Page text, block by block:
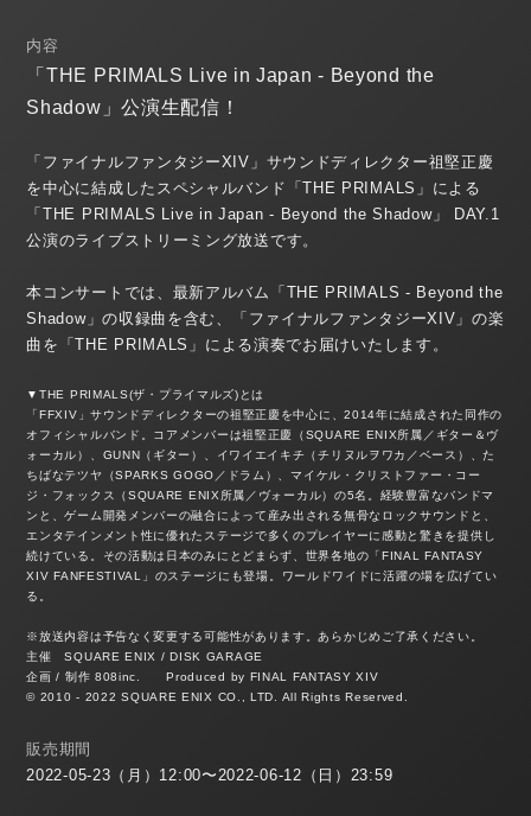
内容
「THE PRIMALS Live in Japan - Beyond the
Shadow」公演生配信！
「ファイナルファンタジーXIV」サウンドディレクター祖堅正慶
を中心に結成したスペシャルバンド「THE PRIMALS」による
「THE PRIMALS Live in Japan - Beyond the Shadow」 DAY.1
公演のライブストリーミング放送です。
本コンサートでは、最新アルバム「THE PRIMALS - Beyond the
Shadow」の収録曲を含む、「ファイナルファンタジーXIV」の楽
曲を「THE PRIMALS」による演奏でお届けいたします。
▼THE PRIMALS(ザ・プライマルズ)とは
「FFXIV」サウンドディレクターの祖堅正慶を中心に、2014年に結成された同作の
オフィシャルバンド。コアメンバーは祖堅正慶（SQUARE ENIX所属／ギター＆ヴ
ォーカル）、GUNN（ギター）、イワイエイキチ（チリヌルヲワカ／ベース）、た
ちばなテツヤ（SPARKS GOGO／ドラム）、マイケル・クリストファー・コー
ジ・フォックス（SQUARE ENIX所属／ヴォーカル）の5名。経験豊富なバンドマ
ンと、ゲーム開発メンバーの融合によって産み出される無骨なロックサウンドと、
エンタテインメント性に優れたステージで多くのプレイヤーに感動と驚きを提供し
続けている。その活動は日本のみにとどまらず、世界各地の「FINAL FANTASY
XIV FANFESTIVAL」のステージにも登場。ワールドワイドに活躍の場を広げてい
る。
※放送内容は予告なく変更する可能性があります。あらかじめご了承ください。
主催 SQUARE ENIX / DISK GARAGE
企画 / 制作 808inc. Produced by FINAL FANTASY XIV
© 2010 - 2022 SQUARE ENIX CO., LTD. All Rights Reserved.
販売期間
2022-05-23（月）12:00〜2022-06-12（日）23:59